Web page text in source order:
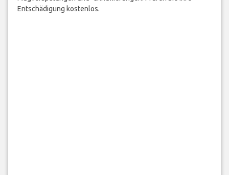
Entschädigung kostenlos.